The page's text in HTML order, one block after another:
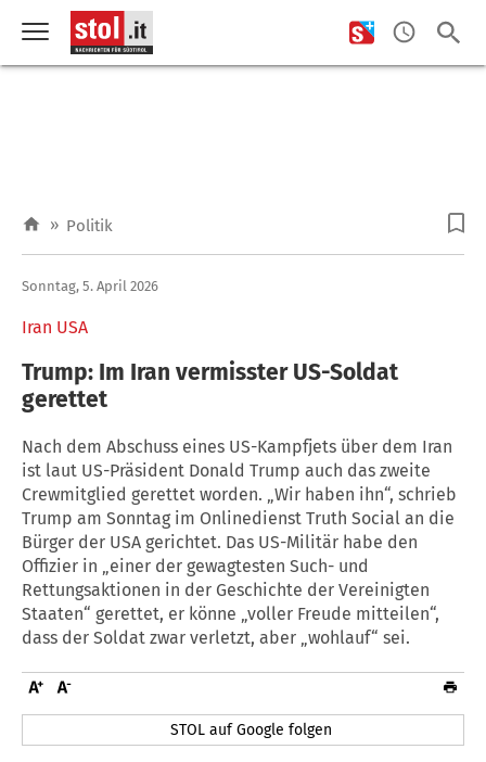
» Politik
Iran USA
Sonntag, 5. April 2026
Trump: Im Iran vermisster US-Soldat
gerettet
Nach dem Abschuss eines US-Kampfjets über dem Iran
ist laut US-Präsident Donald Trump auch das zweite
Crewmitglied gerettet worden. „Wir haben ihn“, schrieb
Trump am Sonntag im Onlinedienst Truth Social an die
Bürger der USA gerichtet. Das US-Militär habe den
Offizier in „einer der gewagtesten Such- und
Rettungsaktionen in der Geschichte der Vereinigten
Staaten“ gerettet, er könne „voller Freude mitteilen“,
dass der Soldat zwar verletzt, aber „wohlauf“ sei.
STOL auf Google folgen